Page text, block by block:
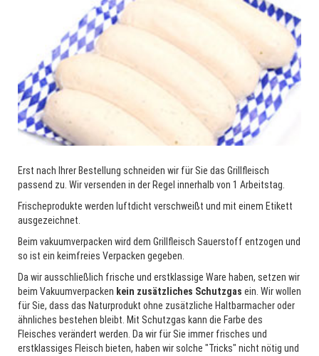
Erst nach Ihrer Bestellung schneiden wir für Sie das Grillfleisch
passend zu. Wir versenden in der Regel innerhalb von 1 Arbeitstag.
Frischeprodukte werden luftdicht verschweißt und mit einem Etikett
ausgezeichnet.
Beim vakuumverpacken wird dem Grillfleisch Sauerstoff entzogen und
so ist ein keimfreies Verpacken gegeben.
Da wir ausschließlich frische und erstklassige Ware haben, setzen wir
beim Vakuumverpacken kein zusätzliches Schutzgas ein. Wir wollen
für Sie, dass das Naturprodukt ohne zusätzliche Haltbarmacher oder
ähnliches bestehen bleibt. Mit Schutzgas kann die Farbe des
Fleisches verändert werden. Da wir für Sie immer frisches und
erstklassiges Fleisch bieten, haben wir solche "Tricks" nicht nötig und